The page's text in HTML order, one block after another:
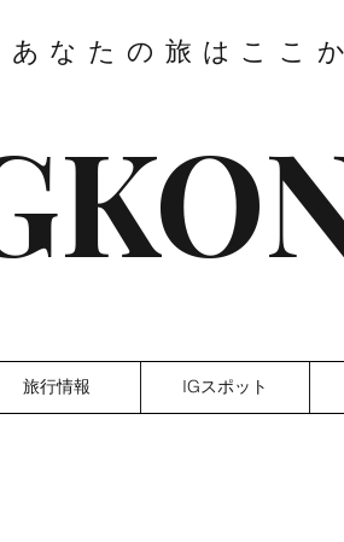
あなたの旅はここ
旅行情報 IGスポット